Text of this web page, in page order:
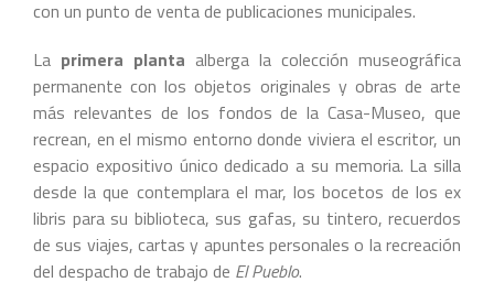
con un punto de venta de publicaciones municipales.
La primera planta alberga la colección museográfica
permanente con los objetos originales y obras de arte
más relevantes de los fondos de la Casa-Museo, que
recrean, en el mismo entorno donde viviera el escritor, un
espacio expositivo único dedicado a su memoria. La silla
desde la que contemplara el mar, los bocetos de los ex
libris para su biblioteca, sus gafas, su tintero, recuerdos
de sus viajes, cartas y apuntes personales o la recreación
del despacho de trabajo de El Pueblo.